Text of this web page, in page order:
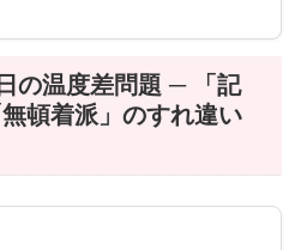
の温度差問題 ─ 「記
頓着派」のすれ違い